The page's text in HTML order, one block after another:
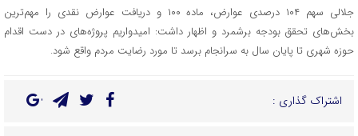
جلالی سهم ۱۰۴ درصدی عوارض، ماده ۱۰۰ و دریافت عوارض نقدی را مهم‌ترین
بخش‌های تحقق بودجه برشمرد و اظهار داشت: امیدواریم پروژه‌های در دست اقدام
حوزه شهری تا پایان سال به سرانجام برسد تا مورد رضایت مردم واقع شود.
اشتراک گذاری :